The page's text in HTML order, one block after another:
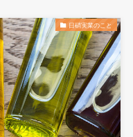
日硝実業のこと